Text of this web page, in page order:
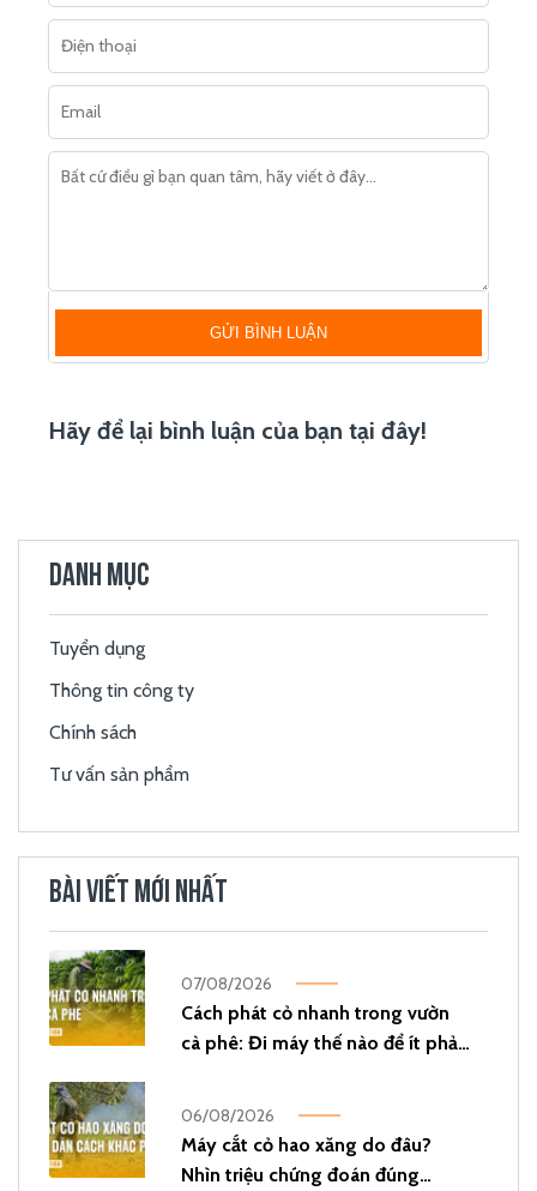
GỬI BÌNH LUẬN
Hãy để lại bình luận của bạn tại đây!
DANH MỤC
Tuyển dụng
Thông tin công ty
Chính sách
Tư vấn sản phẩm
BÀI VIẾT MỚI NHẤT
07/08/2026
Cách phát cỏ nhanh trong vườn
cà phê: Đi máy thế nào để ít phải
06/08/2026
Máy cắt cỏ hao xăng do đâu?
Nhìn triệu chứng đoán đúng